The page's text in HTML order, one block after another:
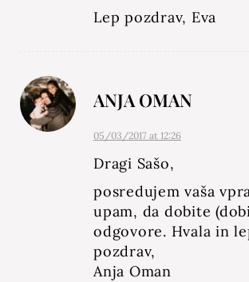
Lep pozdrav, Eva
ANJA OMAN
05/03/2017 at 12:26
Dragi Sašo,
posredujem vaša
upam, da dobite
odgovore. Hvala in
pozdrav,
Anja Oman